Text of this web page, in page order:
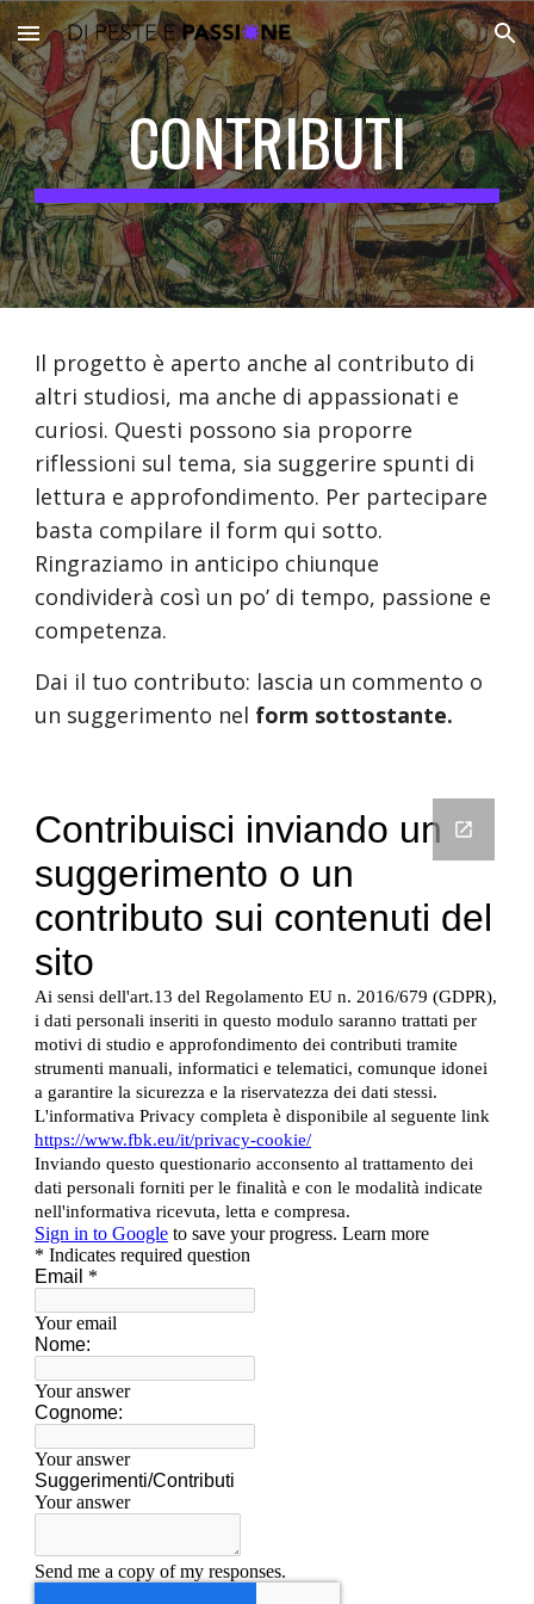
Skip to main content Skip to navigation
CONTRIBUTI
Il progetto è aperto anche al contributo di
altri studiosi, ma anche di appassionati e
curiosi. Questi possono sia proporre
riflessioni sul tema, sia suggerire spunti di
lettura e approfondimento. Per partecipare
basta compilare il form qui sotto.
Ringraziamo in anticipo chiunque
condividerà così un po’ di tempo, passione e
competenza.
Dai il tuo contributo: lascia un commento o
un suggerimento nel form sottostante.